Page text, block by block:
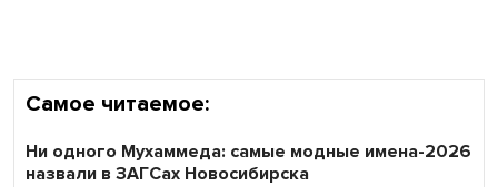
Самое читаемое:
Ни одного Мухаммеда: самые модные имена-2026
назвали в ЗАГСах Новосибирска